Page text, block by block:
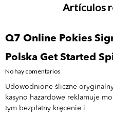
Artículos
Q7 Online Pokies
Polska Get Started
No hay comentarios
⁠Udowodnione śliczne
kasyno hazardowe reklamuje
tym bezpłatny kręcenie i